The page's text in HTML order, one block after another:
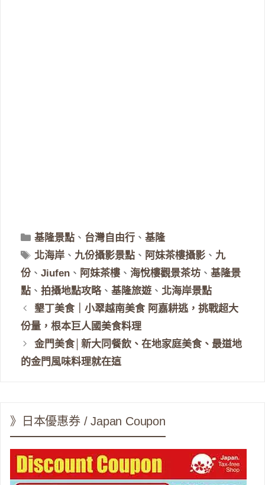
分
類
基隆景點 、 台灣自由行 、基隆
標
籤
北海岸 、 九份攝影景點 、 阿妹茶樓攝影 、 九
份 、 Jiufen 、 阿妹茶樓 、 海悅樓觀景茶坊 、 基隆景
點 、 拍攝地點攻略、 基隆旅遊、 北海岸景點
墾丁美食｜小翠越南美食 阿嘉耕逃，挑戰超大
份量，根本巨人國美食料理
金門美食│新大同餐飲、在地家庭美食、最道地
的金門風味料理就在這
》日本優惠券 / Japan Coupon